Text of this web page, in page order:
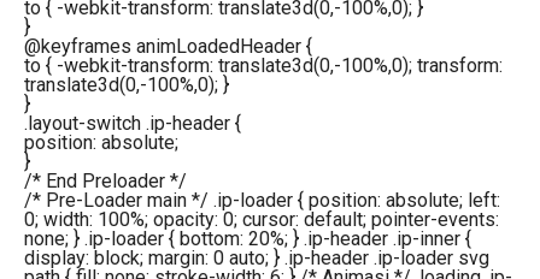
to { -webkit-transform: translate3d(0,-100%,0); }
}
@keyframes animLoadedHeader {
to { -webkit-transform: translate3d(0,-100%,0); transform:
translate3d(0,-100%,0); }
}
.layout-switch .ip-header {
position: absolute;
}
/* End Preloader */
/* Pre-Loader main */ .ip-loader { position: absolute; left:
0; width: 100%; opacity: 0; cursor: default; pointer-events:
none; } .ip-loader { bottom: 20%; } .ip-header .ip-inner {
display: block; margin: 0 auto; } .ip-header .ip-loader svg